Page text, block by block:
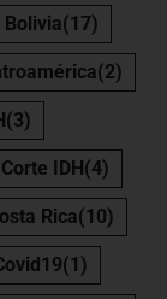
Bolivia(17)
(2)
(3)
Corte IDH(4)
Rica(10)
(1)